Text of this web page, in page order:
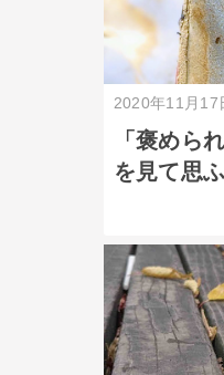
2020年11月17
「褒めら
を見て思ふ